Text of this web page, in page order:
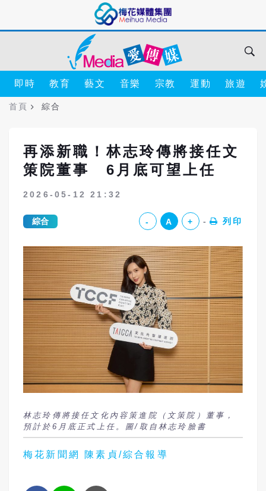
即時 教育 藝文 音樂 宗教 運動 旅遊
首頁 綜合
再添新職！林志玲傳將接任文
策院董事 6月底可望上任
2026-05-12 21:32
綜合 - A + 列印
林志玲傳將接任文化內容策進院（文策院）董事，
預計於6月底正式上任。圖/取自林志玲臉書
梅花新聞網 陳素貞/綜合報導